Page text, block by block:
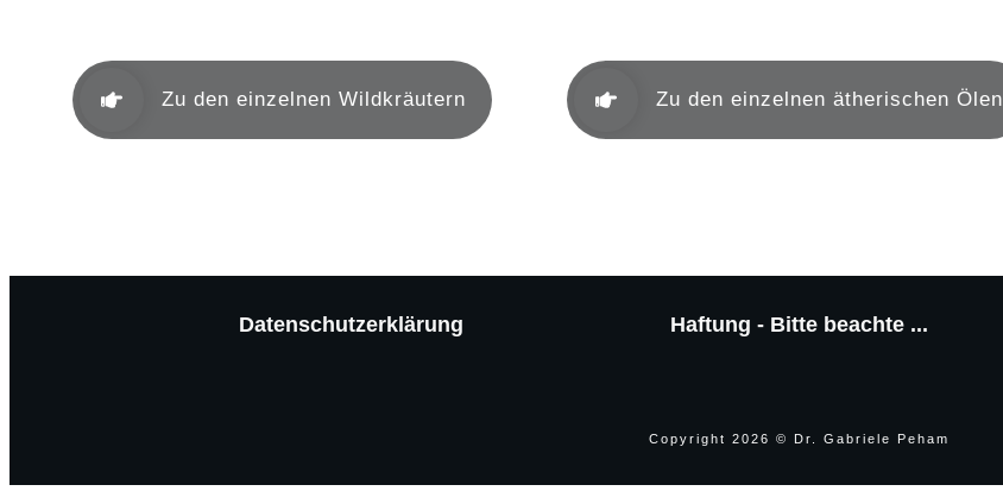
Zu den einzelnen Wildkräutern Zu den einzelnen ätherischen Ölen
Datenschutzerklärung Haftung - Bitte beachte ...
Copyright 2026 © Dr. Gabriele Peham